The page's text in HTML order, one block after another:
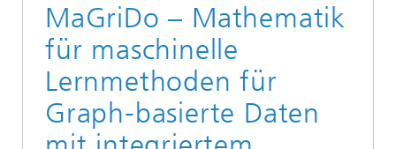
MaGriDo – Mathematik
für maschinelle
Lernmethoden für
Graph-basierte Daten